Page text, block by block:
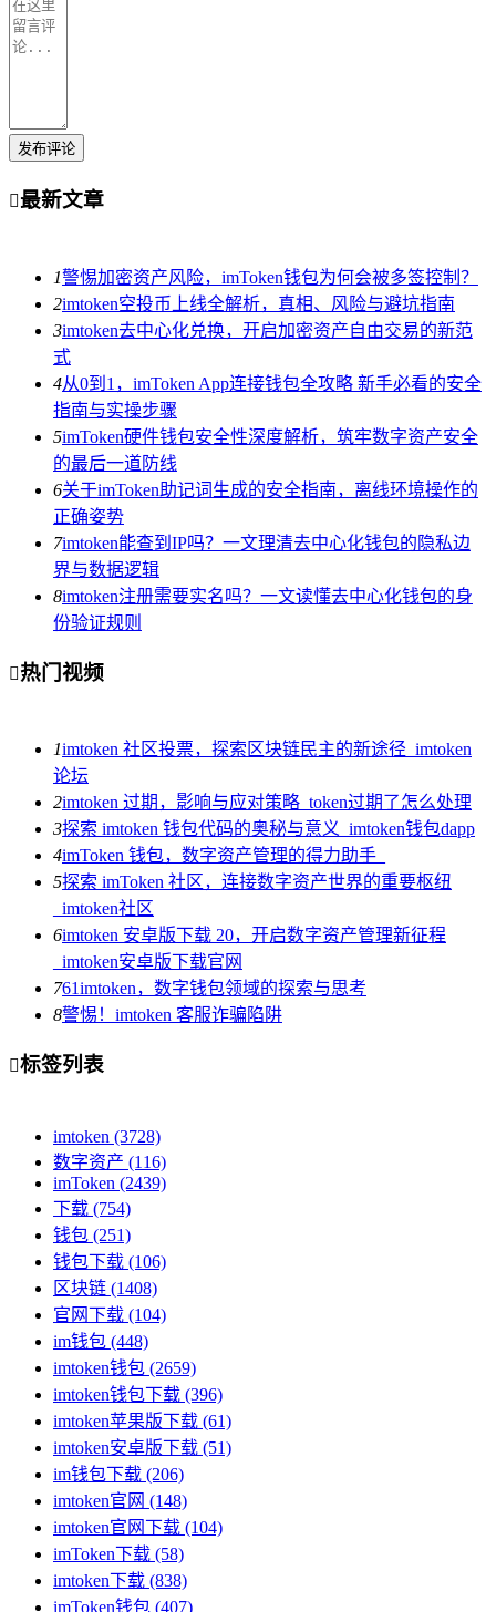
发布评论
最新文章
1警惕加密资产风险，imToken钱包为何会被多签控制？
2imtoken空投币上线全解析，真相、风险与避坑指南
3imtoken去中心化兑换，开启加密资产自由交易的新范
式
4从0到1，imToken App连接钱包全攻略 新手必看的安全
指南与实操步骤
5imToken硬件钱包安全性深度解析，筑牢数字资产安全
的最后一道防线
6关于imToken助记词生成的安全指南，离线环境操作的
正确姿势
7imtoken能查到IP吗？一文理清去中心化钱包的隐私边
界与数据逻辑
8imtoken注册需要实名吗？一文读懂去中心化钱包的身
份验证规则
热门视频
1imtoken 社区投票，探索区块链民主的新途径_imtoken
论坛
2imtoken 过期，影响与应对策略_token过期了怎么处理
3探索 imtoken 钱包代码的奥秘与意义_imtoken钱包dapp
4imToken 钱包，数字资产管理的得力助手_
5探索 imToken 社区，连接数字资产世界的重要枢纽
_imtoken社区
6imtoken 安卓版下载 20，开启数字资产管理新征程
_imtoken安卓版下载官网
761imtoken，数字钱包领域的探索与思考
8警惕！imtoken 客服诈骗陷阱
标签列表
imtoken (3728)
数字资产 (116)
imToken (2439)
下载 (754)
钱包 (251)
钱包下载 (106)
区块链 (1408)
官网下载 (104)
im钱包 (448)
imtoken钱包 (2659)
imtoken钱包下载 (396)
imtoken苹果版下载 (61)
imtoken安卓版下载 (51)
im钱包下载 (206)
imtoken官网 (148)
imtoken官网下载 (104)
imToken下载 (58)
imtoken下载 (838)
imToken钱包 (407)